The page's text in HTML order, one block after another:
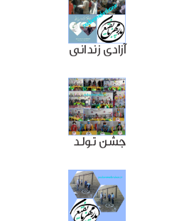
آزادی زندانی
جشن تولد